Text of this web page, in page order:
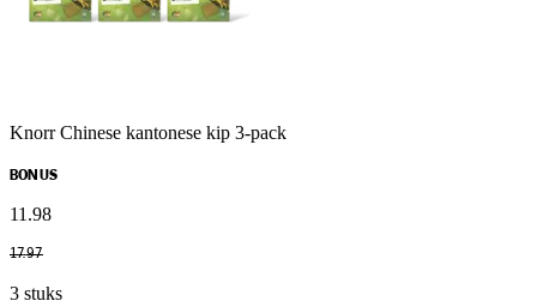
Knorr Chinese kantonese kip 3-pack
BONUS
11 .98
17.97
3 stuks